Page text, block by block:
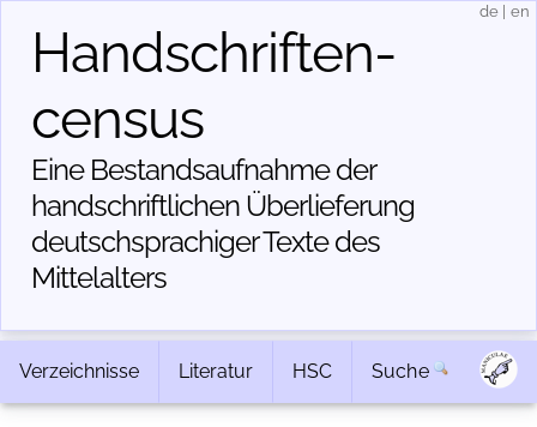
Handschriften­
census
Eine Bestandsaufnahme der
handschriftlichen Über­lieferung
deutschsprachiger Texte des
Mittelalters
de en
Verzeichnisse Literatur HSC Suche